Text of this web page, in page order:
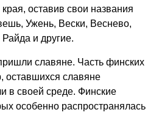
оставив свои названия
Ужень, Вески, Веснево,
и другие.
славяне. Часть финских
оставшихся славяне
в своей среде. Финские
особенно распространялась